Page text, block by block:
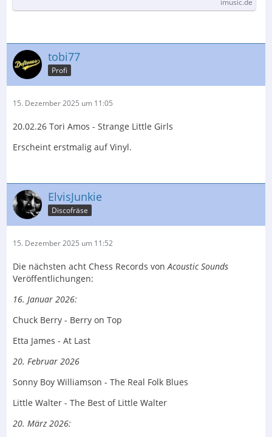
1.
LP
The Switch
Kill Me (Ce Soir)
Daddy's Gonna Save My Soul
Troubles & Hassles
Action Alice & Bow-tie Basil
Kill Me (Ce Soir)
The Switch
Intro Plus Minus Absurdio
Love is a Rodeo
The Switch
Der Inhalt kann nicht angezeigt werden, da Sie
keine Berechtigung haben, diesen Inhalt zu sehen.
tobi77
Profi
15. Dezember 2025 um 11:05
20.02.26 Tori Amos - Strange Little Girls
Erscheint erstmalig auf Vinyl.
ElvisJunkie
Discofräse
15. Dezember 2025 um 11:52
Die nächsten acht Chess Records von Acoustic Sounds
Veröffentlichungen:
16. Januar 2026:
Chuck Berry - Berry on Top
Etta James - At Last
20. Februar 2026
Sonny Boy Williamson - The Real Folk Blues
Little Walter - The Best of Little Walter
20. März 2026: